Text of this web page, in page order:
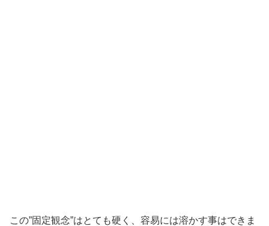
この”固定観念”はとても硬く、容易には溶かす事はできま